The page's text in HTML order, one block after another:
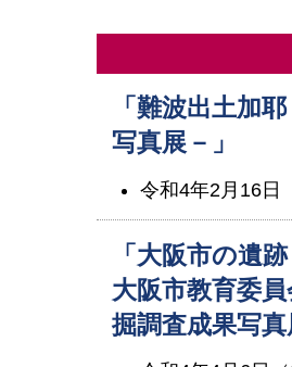
「難波出土加
写真展－」
令和4年2月16日
「大阪市の遺
大阪市教育委
掘調査成果写